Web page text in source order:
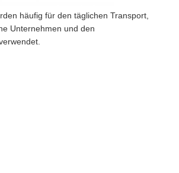
häufig für den täglichen Transport,
Unternehmen und den